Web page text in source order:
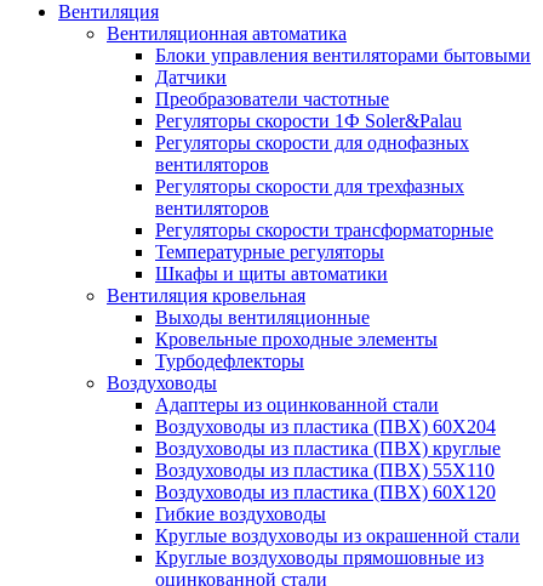
Вентиляция
Вентиляционная автоматика
Блоки управления вентиляторами бытовыми
Датчики
Преобразователи частотные
Регуляторы скорости 1Ф Soler&Palau
Регуляторы скорости для однофазных
вентиляторов
Регуляторы скорости для трехфазных
вентиляторов
Регуляторы скорости трансформаторные
Температурные регуляторы
Шкафы и щиты автоматики
Вентиляция кровельная
Выходы вентиляционные
Кровельные проходные элементы
Турбодефлекторы
Воздуховоды
Адаптеры из оцинкованной стали
Воздуховоды из пластика (ПВХ) 60Х204
Воздуховоды из пластика (ПВХ) круглые
Воздуховоды из пластика (ПВХ) 55Х110
Воздуховоды из пластика (ПВХ) 60Х120
Гибкие воздуховоды
Круглые воздуховоды из окрашенной стали
Круглые воздуховоды прямошовные из
оцинкованной стали